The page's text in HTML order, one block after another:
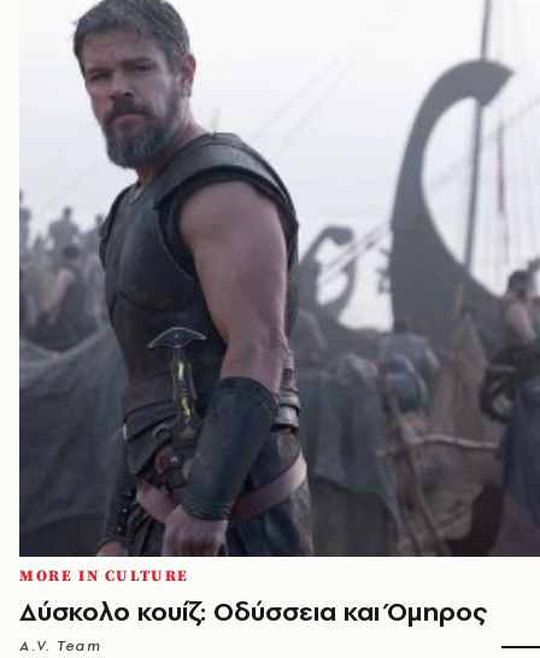
MORE IN CULTURE
Δύσκολο κουίζ: Οδύσσεια και Όμηρος
A.V. Team